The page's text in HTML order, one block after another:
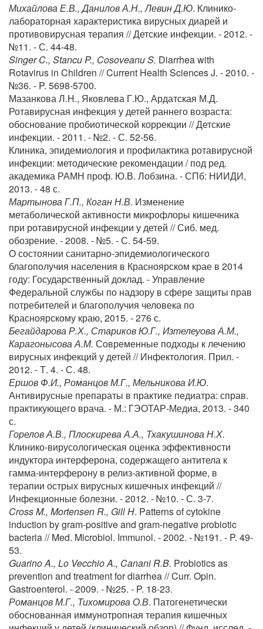
Михайлова Е.В., Данилов А.Н., Левин Д.Ю. Клинико-
лабораторная характеристика вирусных диарей и
противовирусная терапия // Детские инфекции. - 2012. -
№11. - С. 44-48.
Singer C., Stancu P., Cosoveanu S. Diarrhea with
Rotavirus in Children // Current Health Sciences J. - 2010. -
№36. - P. 5698-5700.
Мазанкова Л.Н., Яковлева Г.Ю., Ардатская М.Д.
Ротавирусная инфекция у детей раннего возраста:
обоснование пробиотической коррекции // Детские
инфекции. - 2011. - №2. - С. 52-56.
Клиника, эпидемиология и профилактика ротавирусной
инфекции: методические рекомендации / под ред.
академика РАМН проф. Ю.В. Лобзина. - СПб: НИИДИ,
2013. - 48 с.
Мартынова Г.П., Коган Н.В. Изменение
метаболической активности микрофлоры кишечника
при ротавирусной инфекции у детей // Сиб. мед.
обозрение. - 2008. - №5. - С. 54-59.
О состоянии санитарно-эпидемиологического
благополучия населения в Красноярском крае в 2014
году: Государственный доклад. - Управление
Федеральной службы по надзору в сфере защиты прав
потребителей и благополучия человека по
Красноярскому краю, 2015. - 276 с.
Бегайдарова Р.Х., Стариков Ю.Г., Изтелеуова А.М.,
Карагонысова А.М. Современные подходы к лечению
вирусных инфекций у детей // Инфектология. Прил. -
2012. - Т. 4. - С. 48.
Ершов Ф.И., Романцов М.Г., Мельникова И.Ю.
Антивирусные препараты в практике педиатра: справ.
практикующего врача. - М.: ГЭОТАР-Медиа, 2013. - 340
с.
Горелов А.В., Плоскирева А.А., Тхакушинова Н.Х.
Клинико-вирусологическая оценка эффективности
индуктора интерферона, содержащего антитела к
гамма-интерферону в релиз-активной форме, в
терапии острых вирусных кишечных инфекций //
Инфекционные болезни. - 2012. - №10. - С. 3-7.
Cross M., Mortensen R., Gill H. Patterns of cytokine
induction by gram-positive and gram-negative probiotic
bacteria // Med. Microbiol. Immunol. - 2002. - №191. - P. 49-
53.
Guarino A., Lo Vecchio A., Canani R.B. Probiotics as
prevention and treatment for diarrhea // Curr. Opin.
Gastroenterol. - 2009. - №25. - P. 18-23.
Романцов М.Г., Тихомирова О.В. Патогенетически
обоснованная иммунотропная терапия кишечных